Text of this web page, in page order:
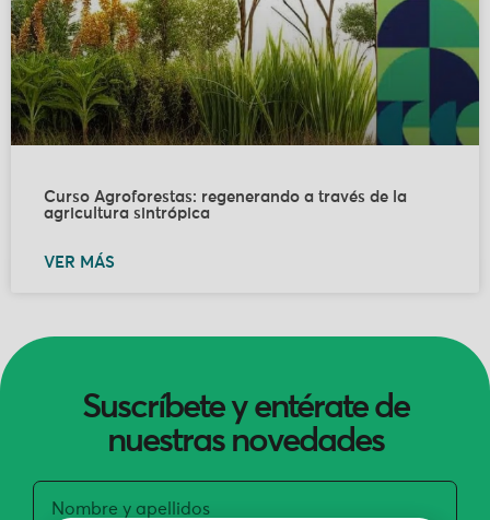
Curso Agroforestas: regenerando a través de la
agricultura sintrópica
VER MÁS
Suscríbete y entérate de
nuestras novedades